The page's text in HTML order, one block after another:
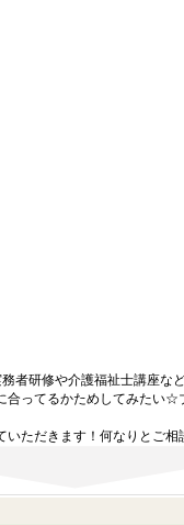
者研修や介護福祉士講座
ってるかためしてみたい
ただきます！何なりとご相